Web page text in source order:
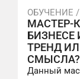
ОБУЧЕНИЕ /
МАСТЕР-
ТРЕНД
Данный